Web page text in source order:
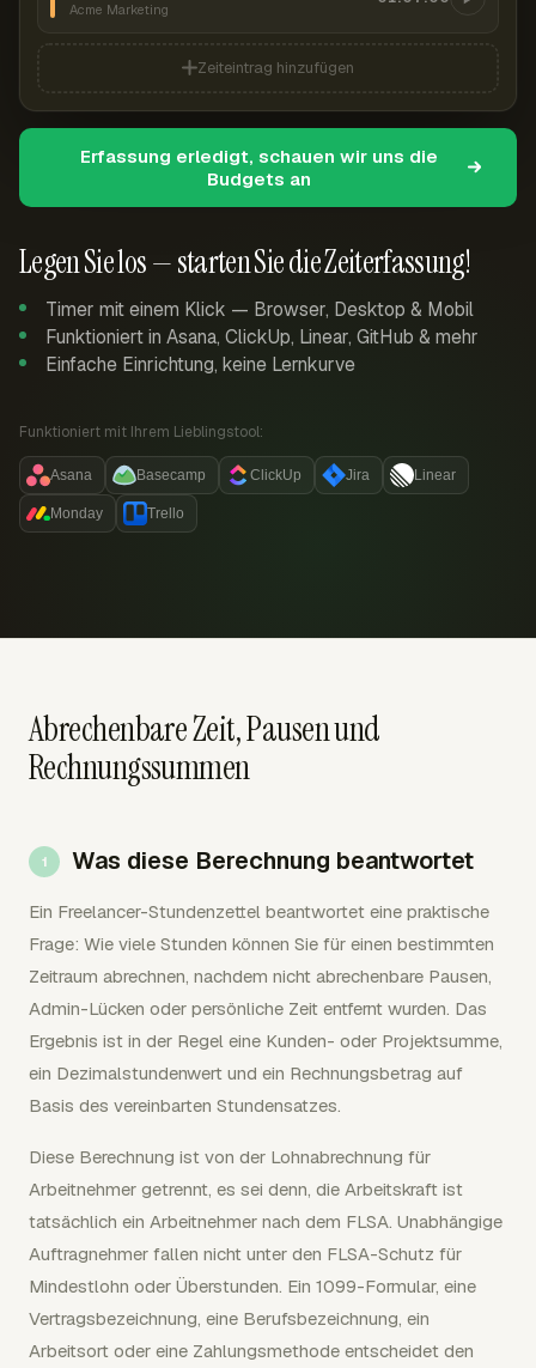
Legen Sie los — starten Sie die Zeiterfassung!
Timer mit einem Klick — Browser, Desktop & Mobil
Funktioniert in Asana, ClickUp, Linear, GitHub & mehr
Einfache Einrichtung, keine Lernkurve
Funktioniert mit Ihrem Lieblingstool:
Asana Basecamp ClickUp Jira Linear
Monday Trello
Acme Marketing
Zeiteintrag hinzufügen
Erfassung erledigt, schauen wir uns die
Budgets an
Abrechenbare Zeit, Pausen und
Rechnungssummen
Was diese Berechnung beantwortet
Ein Freelancer-Stundenzettel beantwortet eine praktische
Frage: Wie viele Stunden können Sie für einen bestimmten
Zeitraum abrechnen, nachdem nicht abrechenbare Pausen,
Admin-Lücken oder persönliche Zeit entfernt wurden. Das
Ergebnis ist in der Regel eine Kunden- oder Projektsumme,
ein Dezimalstundenwert und ein Rechnungsbetrag auf
Basis des vereinbarten Stundensatzes.
Diese Berechnung ist von der Lohnabrechnung für
Arbeitnehmer getrennt, es sei denn, die Arbeitskraft ist
tatsächlich ein Arbeitnehmer nach dem FLSA. Unabhängige
Auftragnehmer fallen nicht unter den FLSA-Schutz für
Mindestlohn oder Überstunden. Ein 1099-Formular, eine
Vertragsbezeichnung, eine Berufsbezeichnung, ein
Arbeitsort oder eine Zahlungsmethode entscheidet den